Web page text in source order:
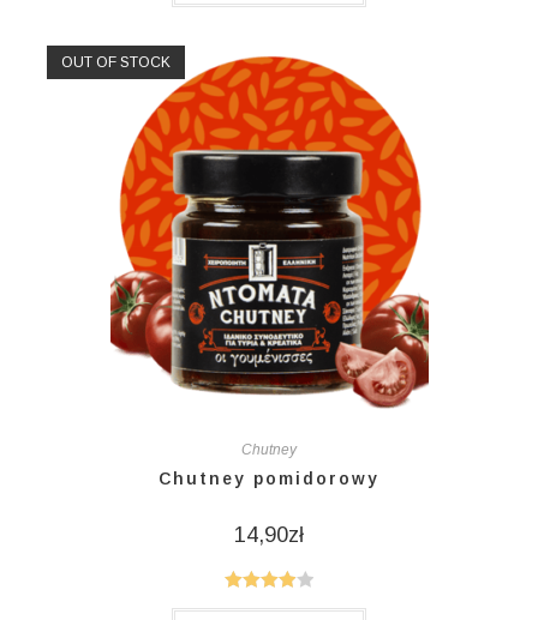
OUT OF STOCK
Chutney
Chutney pomidorowy
14,90zł
Oceniono